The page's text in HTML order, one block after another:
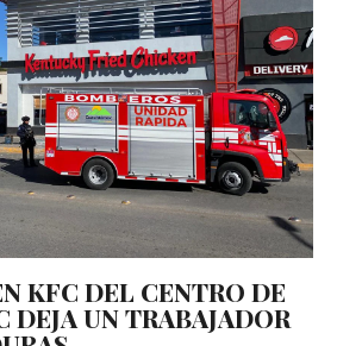
KFC DEL CENTRO DE
DEJA UN TRABAJADOR